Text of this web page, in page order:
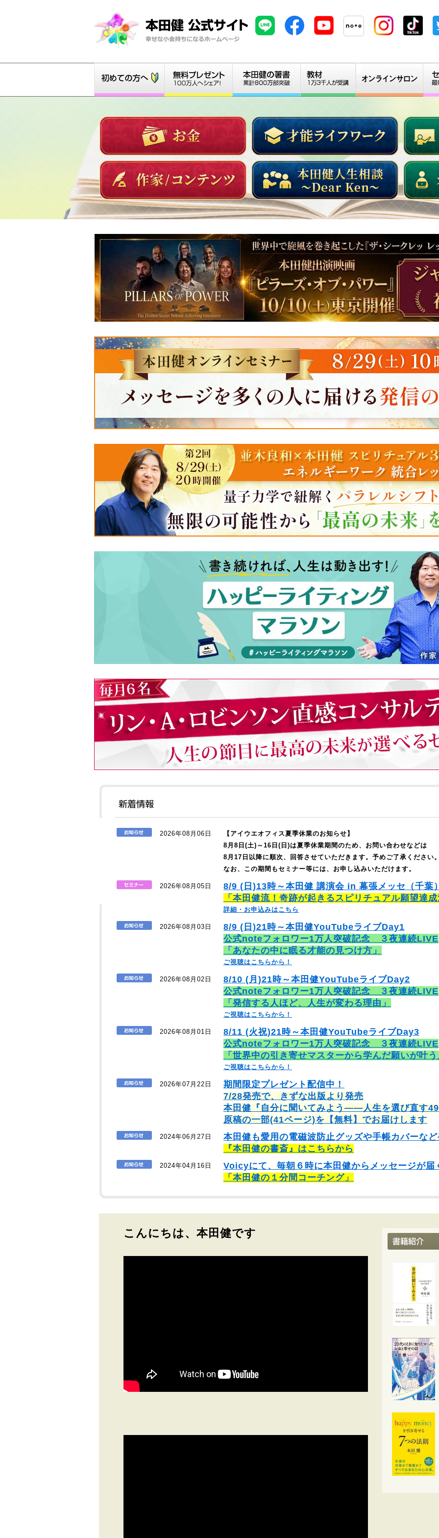
2026年08月06日
【アイウエオフィス夏季休業のお知らせ】
8月8日(土)～16日(日)は夏季休業期間のため、お問い合わせなどは
8月17日以降に順次、回答させていただきます。予めご了承ください
なお、この期間もセミナー等には、お申し込みいただけます。
2026年08月05日
8/9 (日)13時～本田健 講演会 in 幕張メッセ（千葉
「本田健流！奇跡が起きるスピリチュアル願望達
詳細・お申込みはこちら
2026年08月03日
8/9 (日)21時～本田健YouTubeライブDay1
公式noteフォロワー1万人突破記念 ３夜連続LIVE
「あなたの中に眠る才能の見つけ方」
ご視聴はこちらから！
2026年08月02日
8/10 (月)21時～本田健YouTubeライブDay2
公式noteフォロワー1万人突破記念 ３夜連続LIVE
「発信する人ほど、人生が変わる理由」
ご視聴はこちらから！
2026年08月01日
8/11 (火祝)21時～本田健YouTubeライブDay3
公式noteフォロワー1万人突破記念 ３夜連続LIVE
「世界中の引き寄せマスターから学んだ願いが叶
ご視聴はこちらから！
2026年07月22日
期間限定プレゼント配信中！
7/28発売で、きずな出版より発売
本田健『自分に聞いてみよう――人生を選び直す
原稿の一部(41ページ)を【無料】でお届けします
2024年06月27日
本田健も愛用の電磁波防止グッズや手帳カバーな
『本田健の書斎』はこちらから
2024年04月16日
Voicyにて、毎朝６時に本田健からメッセージが届
「本田健の１分間コーチング」
こんにちは、本田健です